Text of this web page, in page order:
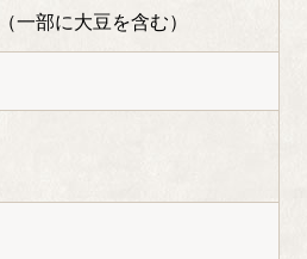
一部に大豆を含む）